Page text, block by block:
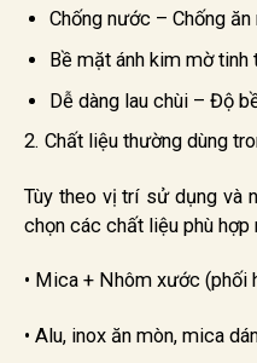
Chống nước – Chống ăn
Bề mặt ánh kim mờ tinh
Dễ dàng lau chùi – Độ
2. Chất liệu thường dùng
Tùy theo vị trí sử dụng và
chọn các chất liệu phù hợp
• Mica + Nhôm xước (phối
• Alu, inox ăn mòn, mica